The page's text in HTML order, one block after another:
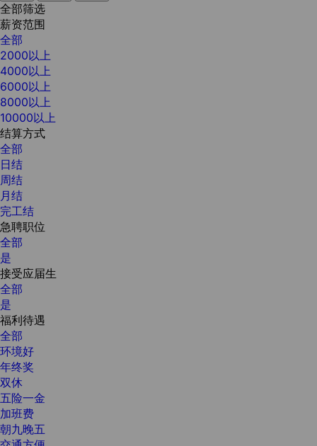
全部筛选
薪资范围
全部
2000以上
4000以上
6000以上
8000以上
10000以上
结算方式
全部
日结
周结
月结
完工结
急聘职位
全部
是
接受应届生
全部
是
福利待遇
全部
环境好
年终奖
双休
五险一金
加班费
朝九晚五